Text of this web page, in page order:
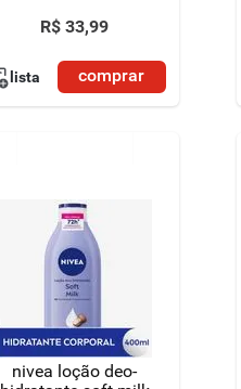
R$ 33,99
lista comprar
nivea loção deo-